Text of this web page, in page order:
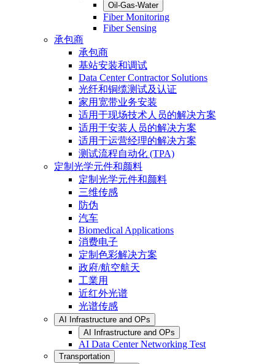
Oil-Gas-Water
Fiber Monitoring
Fiber Sensing
承包商
承包商
基站安装和调试
Data Center Contractor Solutions
光纤和铜缆测试及认证
家用宽带业务安装
适用于现场技术人员的解决方案
适用于安装人员的解决方案
适用于运营经理的解决方案
测试流程自动化 (TPA)
定制光学元件和颜料
定制光学元件和颜料
三维传感
防伪
汽车
Biomedical Applications
消费电子
定制色彩解决方案
政府/航空航天
工業用
近红外光谱
光谱传感
AI Infrastructure and OPs
AI Infrastructure and OPs
AI Data Center Networking Test
Transportation